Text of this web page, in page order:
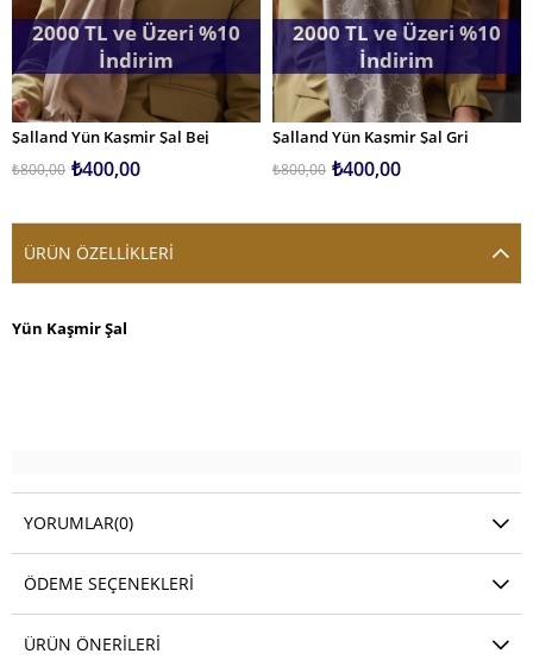
SEPETE EKLE
Şalland Yün Kaşmir Şal Bej
2000 TL ve Üzeri %10
İndirim
₺400,00
₺800,00
SEPETE EKLE
Şalland Yün Kaşmir Şal Gri
2000 TL ve Üzeri %10
İndirim
₺400,00
₺800,00
ÜRÜN ÖZELLIKLERI
Yün Kaşmir Şal
YORUMLAR(0)
ÖDEME SEÇENEKLERI
ÜRÜN ÖNERILERI